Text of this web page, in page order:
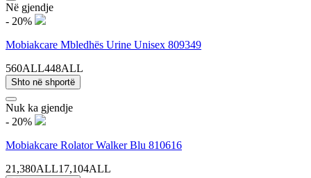
Në gjendje
- 20%
Mobiakcare Mbledhës Urine Unisex 809349
560ALL448ALL
Shto në shportë
Nuk ka gjendje
- 20%
Mobiakcare Rolator Walker Blu 810616
21,380ALL17,104ALL